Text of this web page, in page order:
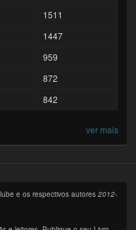
1511
1447
959
872
842
ver mais
e os respectivos autores2012-